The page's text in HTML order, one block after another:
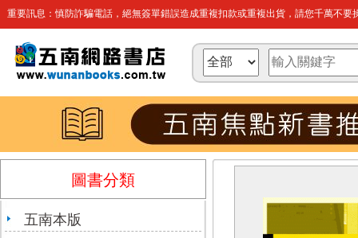
重要訊息：慎防詐騙電話，絕無簽單錯誤造成重複扣款或重複出貨，請您千萬不要
圖書分類
五南本版